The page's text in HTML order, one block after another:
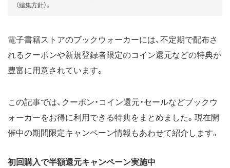
（編集方針）。
電子書籍ストアのブックウォーカーには、不定期で配布さ
れるクーポンや新規登録者限定のコイン還元などの特典が
豊富に用意されています。
この記事では、クーポン・コイン還元・セールなどブックウ
ォーカーをお得に利用できる特典をまとめました。現在開
催中の期間限定キャンペーン情報もあわせて紹介します。
初回購入で半額還元キャンペーン実施中